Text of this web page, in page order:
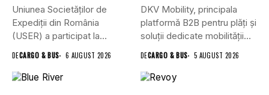
Uniunea Societăților de
Expediții din România
(USER) a participat la
reuniunea online...
DECARGO & BUS 6 AUGUST 2026
DKV Mobility, principala
platformă B2B pentru plăți și
soluții dedicate mobilității
rutiere,...
DECARGO & BUS 5 AUGUST 2026